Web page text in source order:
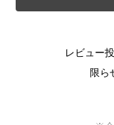
レビュー
限ら